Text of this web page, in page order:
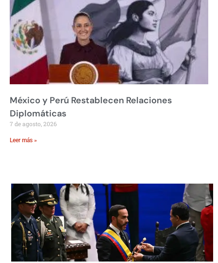
México y Perú Restablecen Relaciones
Diplomáticas
7 de agosto, 2026
Leer más »